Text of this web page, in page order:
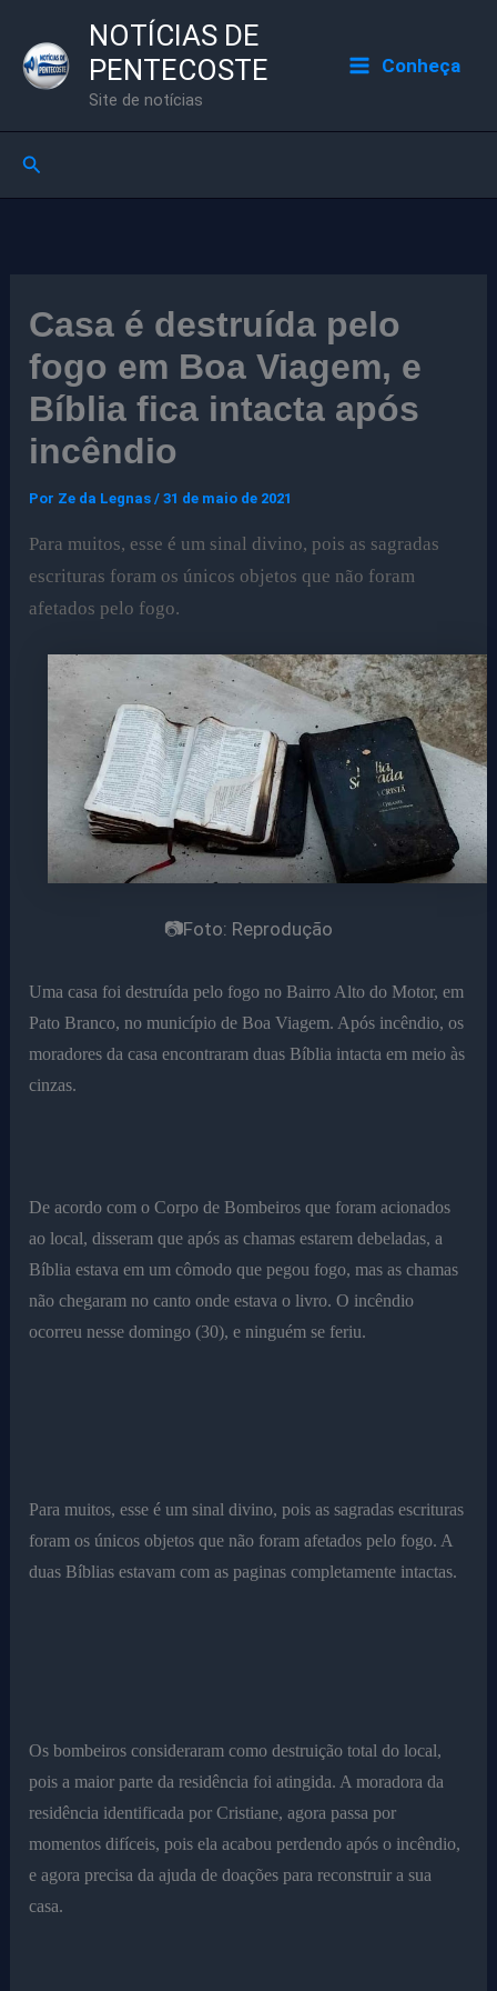
para
NOTÍCIAS DE
PENTECOSTE
Site de notícias
Conheça
Pesquisar
Casa é destruída pelo
fogo em Boa Viagem, e
Bíblia fica intacta após
incêndio
Por Ze da Legnas/31 de maio de 2021
Para muitos, esse é um sinal divino, pois as sagradas
escrituras foram os únicos objetos que não foram
afetados pelo fogo.
📷Foto: Reprodução
Uma casa foi destruída pelo fogo no Bairro Alto do Motor, em
Pato Branco, no município de Boa Viagem. Após incêndio, os
moradores da casa encontraram duas Bíblia intacta em meio às
cinzas.
De acordo com o Corpo de Bombeiros que foram acionados
ao local, disseram que após as chamas estarem debeladas, a
Bíblia estava em um cômodo que pegou fogo, mas as chamas
não chegaram no canto onde estava o livro. O incêndio
ocorreu nesse domingo (30), e ninguém se feriu.
Para muitos, esse é um sinal divino, pois as sagradas escrituras
foram os únicos objetos que não foram afetados pelo fogo. A
duas Bíblias estavam com as paginas completamente intactas.
Os bombeiros consideraram como destruição total do local,
pois a maior parte da residência foi atingida. A moradora da
residência identificada por Cristiane, agora passa por
momentos difíceis, pois ela acabou perdendo após o incêndio,
e agora precisa da ajuda de doações para reconstruir a sua
casa.